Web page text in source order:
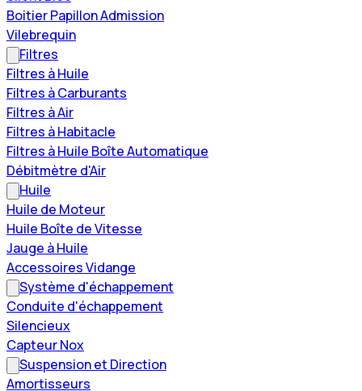
Boitier Papillon Admission
Vilebrequin
Filtres
Filtres à Huile
Filtres à Carburants
Filtres à Air
Filtres à Habitacle
Filtres à Huile Boîte Automatique
Débitmètre d'Air
Huile
Huile de Moteur
Huile Boîte de Vitesse
Jauge à Huile
Accessoires Vidange
Système d'échappement
Conduite d'échappement
Silencieux
Capteur Nox
Suspension et Direction
Amortisseurs